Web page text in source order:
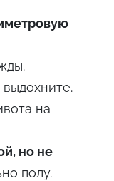
на
но не
полу.